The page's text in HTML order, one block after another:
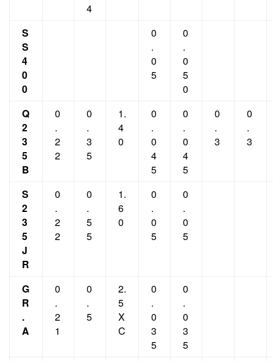
4
S
S
4
0
0
0
.
0
5
0
.
0
5
0
Q
2
3
5
B
0
.
2
2
0
.
3
5
1.
4
0
0
.
0
4
5
0
.
0
4
5
0
.
3
0
.
3
S
2
3
5
J
R
0
.
2
2
0
.
5
5
1.
6
0
0
.
0
5
0
.
0
5
G
R
.
A
0
.
2
1
0
.
5
2.
5
X
C
0
.
0
3
5
0
.
0
3
5